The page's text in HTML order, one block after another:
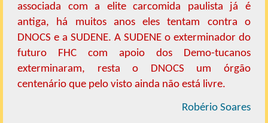
associada com a elite carcomida paulista já é
antiga, há muitos anos eles tentam contra o
DNOCS e a SUDENE. A SUDENE o exterminador do
futuro FHC com apoio dos Demo-tucanos
exterminaram, resta o DNOCS um órgão
centenário que pelo visto ainda não está livre.
Robério Soares